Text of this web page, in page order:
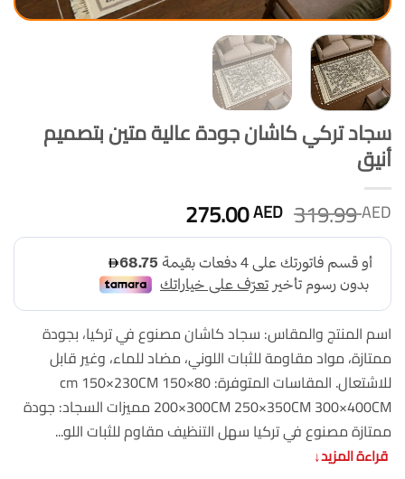
سجاد تركي كاشان جودة عالية متين بتصميم
أنيق
319.99AED السعر
الأصلي
هو:
319.99 AED.
275.00AED
الحالي
هو:
275.00 AED.
اسم المنتج والمقاس: سجاد كاشان مصنوع في تركيا، بجودة
ممتازة، مواد مقاومة للثبات اللوني، مضاد للماء، وغير قابل
للاشتعال. المقاسات المتوفرة: 80×150 cm 150×230CM
200×300CM 250×350CM 300×400CM مميزات السجاد: جودة
ممتازة مصنوع في تركيا سهل التنظيف مقاوم للثبات اللو...
قراءة المزيد↓